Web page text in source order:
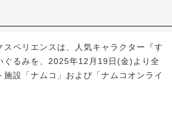
ペリエンスは、人気キャラクター『す
ぐるみを、2025年12月19日(金)より全
施設「ナムコ」および「ナムコオンライ